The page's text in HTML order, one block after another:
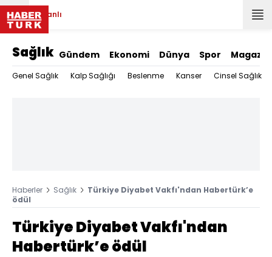
Canlı
Sağlık Gündem Ekonomi Dünya Spor Magazin
Genel Sağlık Kalp Sağlığı Beslenme Kanser Cinsel Sağlık
Haberler Sağlık
Türkiye Diyabet Vakfı'ndan Habertürk’e
ödül
Türkiye Diyabet Vakfı'ndan
Habertürk’e ödül